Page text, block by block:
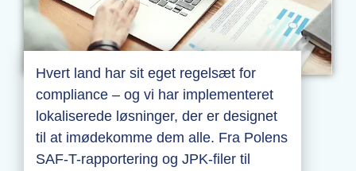
Hvert land har sit eget regelsæt for
compliance – og vi har implementeret
lokaliserede løsninger, der er designet
til at imødekomme dem alle. Fra Polens
SAF-T-rapportering og JPK-filer til